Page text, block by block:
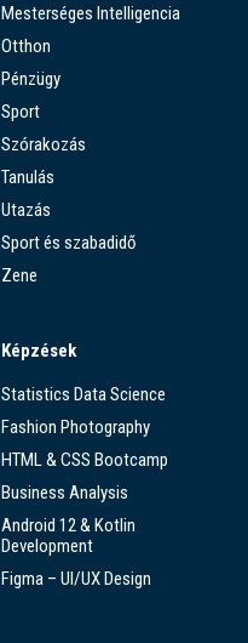
Mesterséges Intelligencia
Otthon
Pénzügy
Sport
Szórakozás
Tanulás
Utazás
Sport és szabadidő
Zene
Képzések
Statistics Data Science
Fashion Photography
HTML & CSS Bootcamp
Business Analysis
Android 12 & Kotlin
Development
Figma – UI/UX Design